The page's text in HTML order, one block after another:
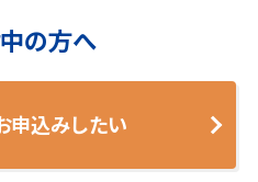
の方へ
申込みしたい